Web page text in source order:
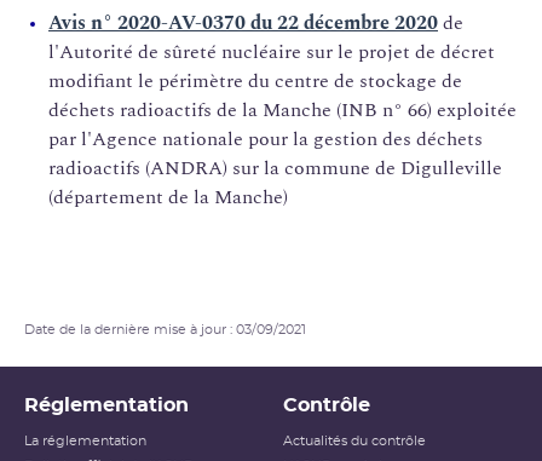
Avis n° 2020-AV-0370 du 22 décembre 2020de
l'Autorité de sûreté nucléaire sur le projet de décret
modifiant le périmètre du centre de stockage de
déchets radioactifs de la Manche (INB n° 66) exploitée
par l'Agence nationale pour la gestion des déchets
radioactifs (ANDRA) sur la commune de Digulleville
(département de la Manche)
Date de la dernière mise à jour : 03/09/2021
Réglementation
La réglementation
Contrôle
Actualités du contrôle